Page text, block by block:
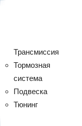
Трансмиссия
Тормозная
система
Подвеска
Тюнинг